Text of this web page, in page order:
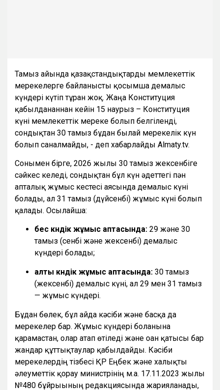
Тамыз айында қазақстандықтарды мемлекеттік
мерекелерге байланысты қосымша демалыс
күндері күтіп тұрған жоқ. Жаңа Конституция
қабылданғаннан кейін 15 наурыз – Конституция
күні мемлекеттік мереке болып белгіленді,
сондықтан 30 тамыз бұдан былай мерекелік күн
болып саналмайды, - деп хабарлайды Almaty.tv.
Сонымен бірге, 2026 жылғы 30 тамыз жексенбіге
сәйкес келеді, сондықтан бұл күн әдеттегі пән
апталық жұмыс кестесі аясында демалыс күні
болады, ал 31 тамыз (дүйсенбі) жұмыс күні болып
қалады. Осылайша:
бес күндік жұмыс аптасында: 29 және 30
тамыз (сенбі және жексенбі) демалыс
күндері болады;
алты күндік жұмыс аптасында: 30 тамыз
(жексенбі) демалыс күні, ал 29 мен 31 тамыз
— жұмыс күндері.
Бұдан бөлек, бұл айда кәсіби және басқа да
мерекелер бар. Жұмыс күндері болғанына
қарамастан, олар атап өтіледі және оған қатысы бар
жандар құттықтаулар қабылдайды. Кәсіби
мерекелердің тізбесі ҚР Еңбек және халықты
әлеуметтік қорғау министрінің м.а. 17.11.2023 жылғы
№480 бұйрығының редакциясында жарияланады,